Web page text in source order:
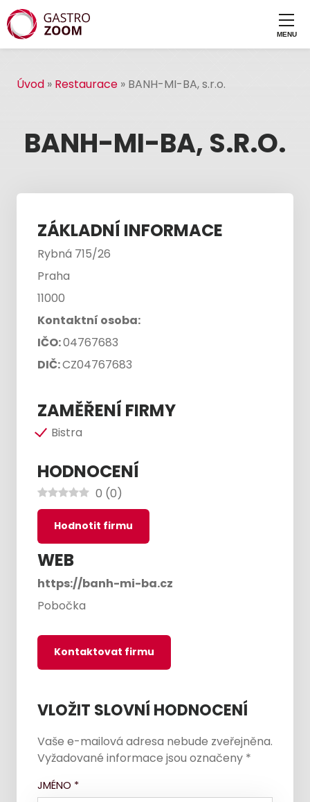
Úvod » Restaurace » BANH-MI-BA, s.r.o.
BANH-MI-BA, S.R.O.
ZÁKLADNÍ INFORMACE
Rybná 715/26
Praha
11000
Kontaktní osoba:
IČO:04767683
DIČ:CZ04767683
ZAMĚŘENÍ FIRMY
Bistra
HODNOCENÍ
0 (0)
Hodnotit firmu
WEB
https://banh-mi-ba.cz
Pobočka
Kontaktovat firmu
VLOŽIT SLOVNÍ HODNOCENÍ
Vaše e-mailová adresa nebude zveřejněna.
Vyžadované informace jsou označeny *
JMÉNO *